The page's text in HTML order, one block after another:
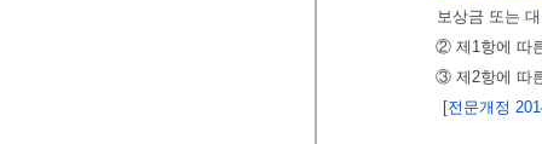
보상금 또는
② 제1항에 따
③ 제2항에 따
[전문개정